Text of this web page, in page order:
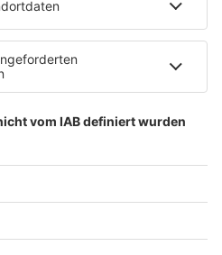
24/7 ELECTRONIC
von resc.web, dem CMS von resc.